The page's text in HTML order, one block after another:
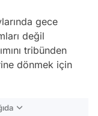
gece
değil
tribünden
dönmek için